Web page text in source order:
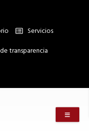
Servicios
transparencia